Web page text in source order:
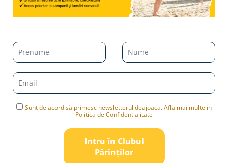
Sunt de acord să primesc newsletterul deajoaca. Afla mai multe in
Politica de Confidentialitate
Intru în Clubul
Pǎrinților